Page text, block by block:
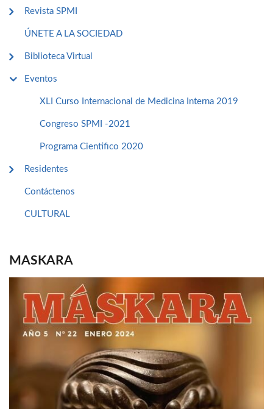
Revista SPMI
ÚNETE A LA SOCIEDAD
Biblioteca Virtual
Eventos
XLI Curso Internacional de Medicina Interna 2019
Congreso SPMI -2021
Programa Cientifico 2020
Residentes
Contáctenos
CULTURAL
MASKARA